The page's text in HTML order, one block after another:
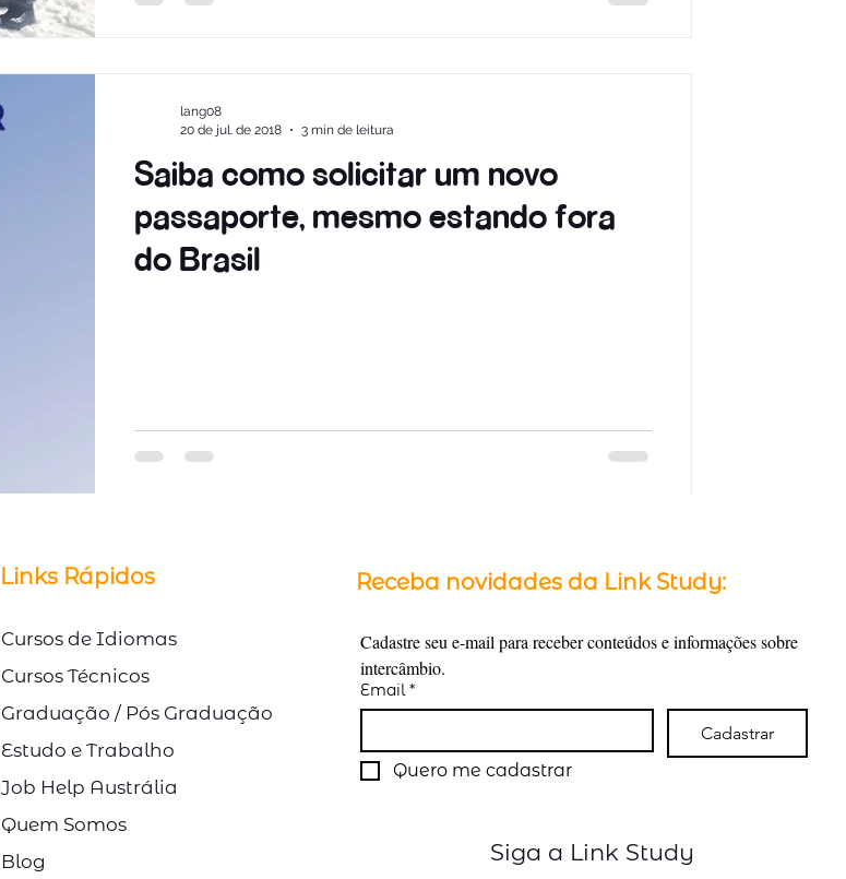
Saiba como solicitar um novo
passaporte, mesmo estando fora
do Brasil
lang08
20 de jul. de 2018
3 min de leitura
© Direitos Autorais Link Study
Links Rápidos
Cursos de Idiomas
Cursos Técnicos
Graduação / Pós Graduação
Estudo e Trabalho
Job Help Austrália
Quem Somos
Blog
Receba novidades da Link Study:
Cadastre seu e-mail para receber conteúdos e informações sobre
intercâmbio.
Email *
Cadastrar
Quero me cadastrar
Siga a Link Study